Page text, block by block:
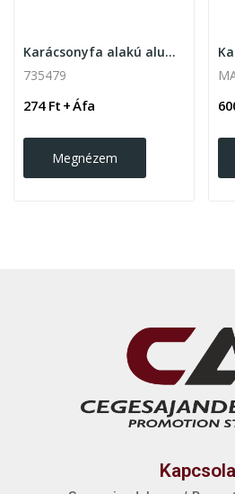
Karácsonyfa alakú alumínium kulcstartó
735479
274 Ft + Áfa
Megnézem